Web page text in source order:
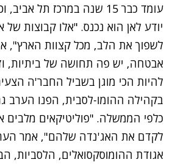
עומד כבר 15 שנה במרכז תל
יודע לאן הוא נכנס. "אלו קבוצות
לשפוך את הלב, מכל קצוות הארץ",
אבטחה, יש פה תחושה של ביתיות,
להיות הכי מוגן בשביל החבר'ה
בקהילה ההומו-לסבית, הפנו הערב
כלפי הממשלה. "פוליטיקאים מלבים
לקדם את האג'נדה שלהם", אמר
אגודת ההומוסקסואלים, הלסביות,